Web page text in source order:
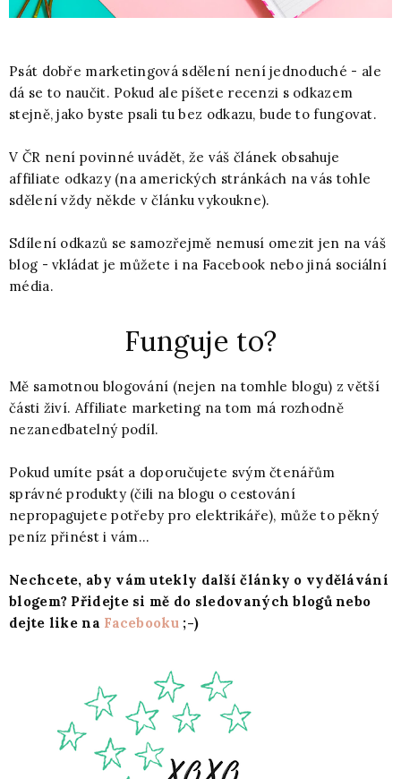
Psát dobře marketingová sdělení není jednoduché - ale
dá se to naučit. Pokud ale píšete recenzi s odkazem
stejně, jako byste psali tu bez odkazu, bude to fungovat.
V ČR není povinné uvádět, že váš článek obsahuje
affiliate odkazy (na amerických stránkách na vás tohle
sdělení vždy někde v článku vykoukne).
Sdílení odkazů se samozřejmě nemusí omezit jen na váš
blog - vkládat je můžete i na Facebook nebo jiná sociální
média.
Funguje to?
Mě samotnou blogování (nejen na tomhle blogu) z větší
části živí. Affiliate marketing na tom má rozhodně
nezanedbatelný podíl.
Pokud umíte psát a doporučujete svým čtenářům
správné produkty (čili na blogu o cestování
nepropagujete potřeby pro elektrikáře), může to pěkný
peníz přinést i vám...
Nechcete, aby vám utekly další články o vydělávání
blogem? Přidejte si mě do sledovaných blogů nebo
dejte like na Facebooku;-)